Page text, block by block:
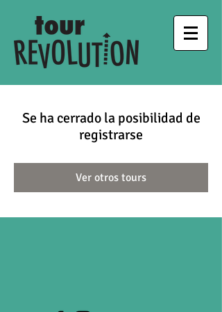
Se ha cerrado la posibilidad de
registrarse
Ver otros tours